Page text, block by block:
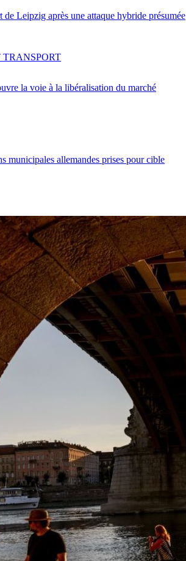
Leipzig après une attaque hybride présumée
la voie à la libéralisation du marché
municipales allemandes prises pour cible